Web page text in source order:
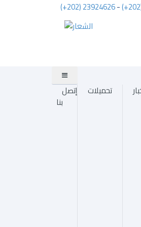
-
23924626 (202+)
إتصل
بنا
تحميلات